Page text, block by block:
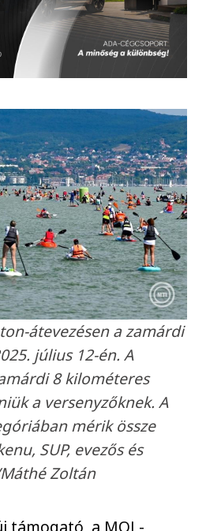
átevezésen a zamárdi
július 12-én. A
8 kilométeres
a versenyzőknek. A
mérik össze
SUP, evezős és
Zoltán